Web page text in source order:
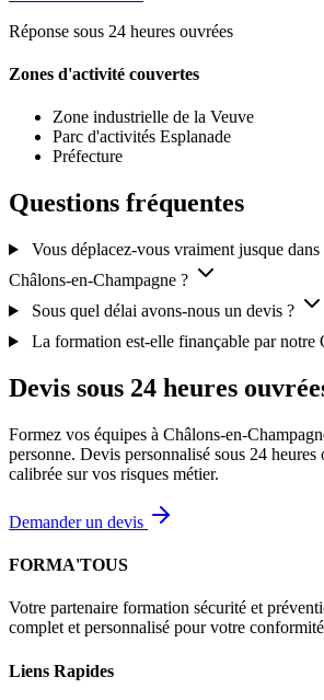
Réponse sous 24 heures ouvrées
Zones d'activité couvertes
Zone industrielle de la Veuve
Parc d'activités Esplanade
Préfecture
Questions fréquentes
Vous déplacez-vous vraiment jusque dans
Châlons-en-Champagne ?
Sous quel délai avons-nous un devis ?
La formation est-elle finançable par notre
Devis sous 24 heures
Formez vos équipes à Châlons-en-
personne. Devis personnalisé sous 24
calibrée sur vos risques métier.
Demander un devis
FORMA'TOUS
Votre partenaire formation sécurité et
complet et personnalisé pour votre
Liens Rapides